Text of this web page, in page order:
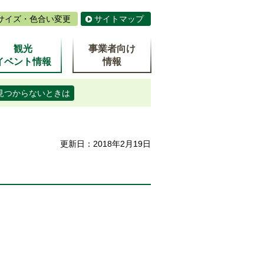
イズ・色合い変更 サイトマップ
観光
ベント情報
事業者向け
情報
つからないときは
更新日：2018年2月19日